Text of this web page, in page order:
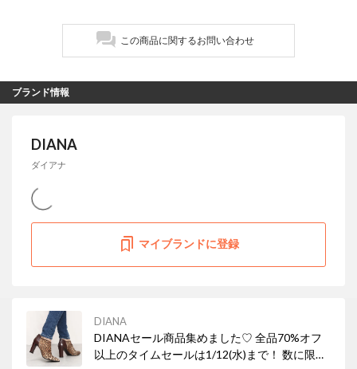
この商品に関するお問い合わせ
ブランド情報
DIANA
ダイアナ
マイブランドに登録
DIANA
DIANAセール商品集めました♡ 全品70%オフ
以上のタイムセールは1/12(水)まで！ 数に限り